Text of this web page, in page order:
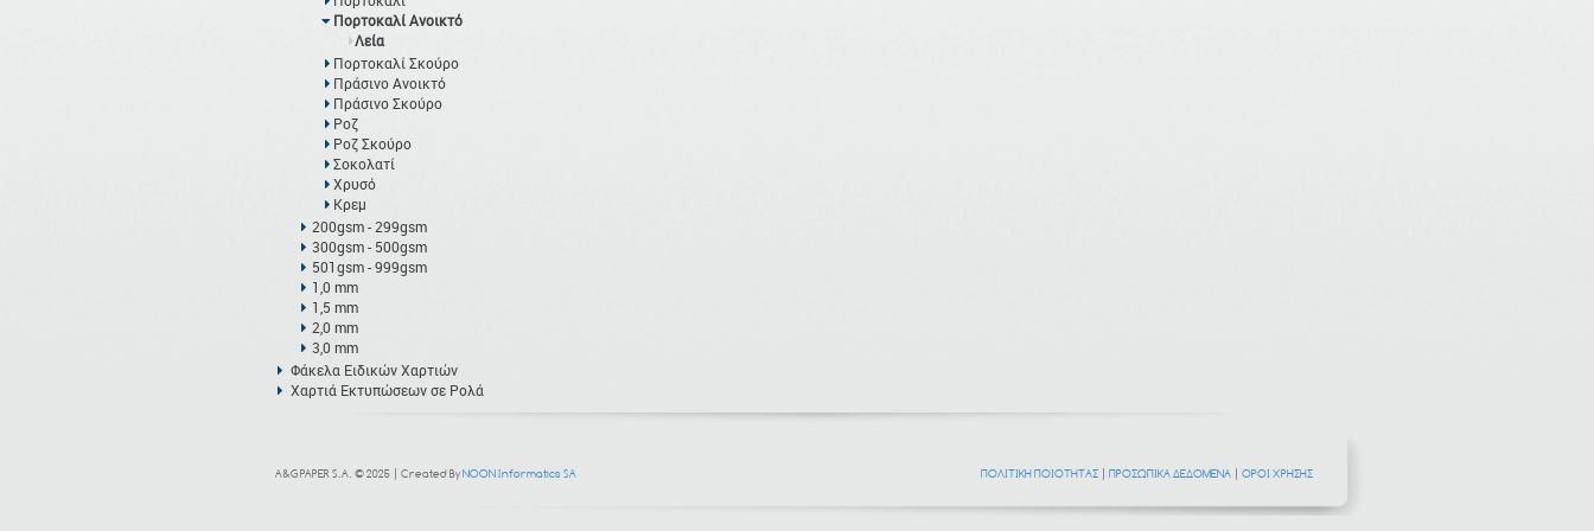
Πορτοκαλί Ανοικτό
Λεία
Πορτοκαλί Σκούρο
Πράσινο Ανοικτό
Πράσινο Σκούρο
Ροζ
Ροζ Σκούρο
Σοκολατί
Χρυσό
Κρεμ
200gsm - 299gsm
300gsm - 500gsm
501gsm - 999gsm
1,0 mm
1,5 mm
2,0 mm
3,0 mm
Φάκελα Ειδικών Χαρτιών
Χαρτιά Εκτυπώσεων σε Ρολά
A&G PAPER S.A. © 2025 | Created ByNOON Informatics SA ΠΟΛΙΤΙΚΗ ΠΟΙΟΤΗΤΑΣ| ΠΡΟΣΩΠΙΚΑ ΔΕΔΟΜΕΝΑ| ΟΡΟΙ ΧΡΗΣΗΣ